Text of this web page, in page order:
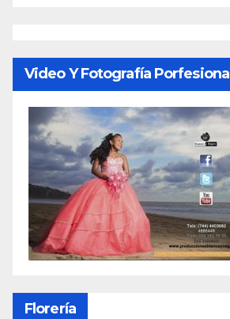
Video Y Fotografía Porfesional
Florería